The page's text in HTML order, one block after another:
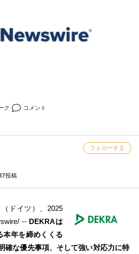
ク コメント
投稿
フォローする
ドイツ）、2025
-- DEKRAは
本年を締めくくる
確な優先事項、そして強い対応力に特